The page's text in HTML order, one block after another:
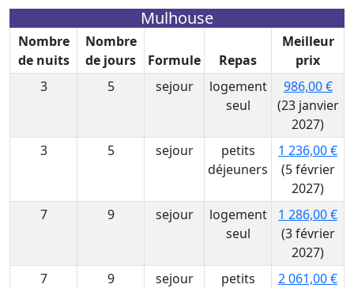
Mulhouse
Nombre
de nuits
Nombre
de jours
Formule Repas
Meilleur
prix
3
5 sejour
logement
seul
986,00 €
(23 janvier
2027)
3
5 sejour
petits
déjeuners
1 236,00 €
(5 février
2027)
7
9 sejour
logement
seul
1 286,00 €
(3 février
2027)
7
9 sejour
petits
2 061,00 €